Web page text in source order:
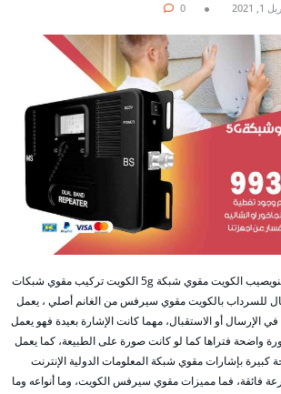
1, 2021
0
افضل مقوي سيرفس 5g النويصيب الكويت مقوي شبكة 5g الكويت تركيب مقوي شبكات
للسرداب بالكويت مقوي سيرفس من الغانم أصلي ، يعمل
الإرسال أو الاستقبال، مهما كانت الإشارة بعيدة فهو يعمل
واضحة فتراها كما لو كانت صورة على الطبيعة، كما يعمل
بإشارات مقوي شبكة المعلومات الدولية الإنترنت
فائقة، فما مميزات مقوي سيرفس الكويت، وما أنواعه وما